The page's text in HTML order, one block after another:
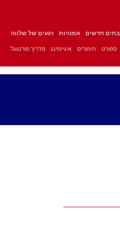
בתים חדשים אמנויות רגעים של שלווה
ספורט הימורים איגיימינג מדריך פורטוגל